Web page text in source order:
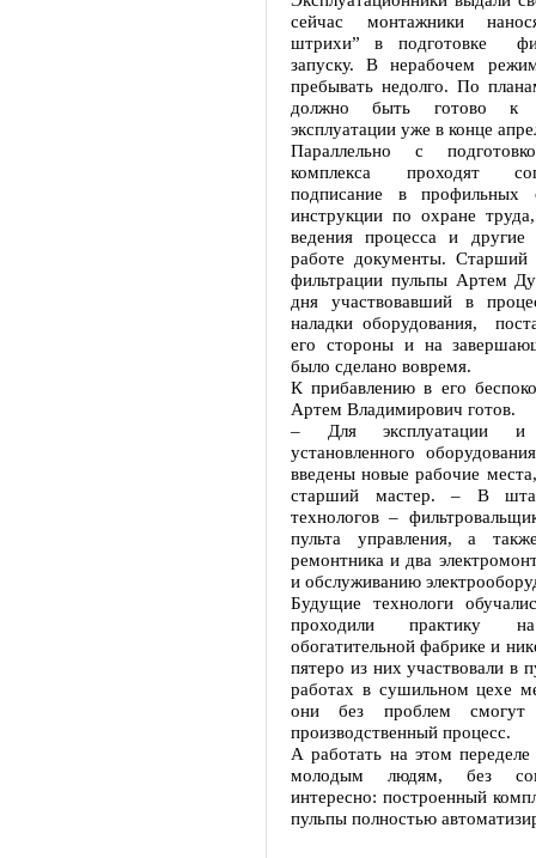
сейчас монтажники
штрихи” в подготовке
запуску. В нерабочем
пребывать недолго. По
должно быть готово к
эксплуатации уже в конце
Параллельно с
комплекса проходят
подписание в профильных
инструкции по охране
ведения процесса и
работе документы. Старший
фильтрации пульпы Артем
дня участвовавший в
наладки оборудования,
его стороны и на
было сделано вовремя.
К прибавлению в его
Артем Владимирович готов.
– Для эксплуатации и
установленного
введены новые рабочие
старший мастер. – В
технологов –
пульта управления, а
ремонтника и два
и обслуживанию
Будущие технологи
проходили практику
обогатительной фабрике и
пятеро из них участвовали в
работах в сушильном цехе
они без проблем смогут
производственный процесс.
А работать на этом переделе
молодым людям, без
интересно: построенный
пульпы полностью